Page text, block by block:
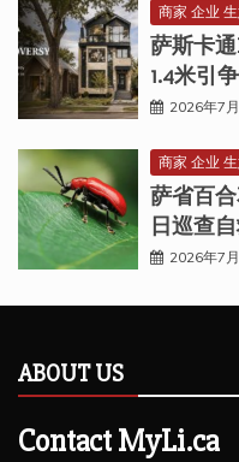
商家 企业
萨斯卡
1.4米引
2026年7
商家 企业
萨省百
日巡查
2026年7
ABOUT US
Contact MyLi.ca